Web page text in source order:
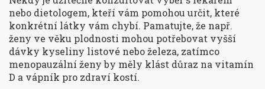
nebo dietologem, kteří vám pomohou určit, které
konkrétní látky vám chybí. Pamatujte, že např.
ženy ve věku plodnosti mohou potřebovat vyšší
dávky kyseliny listové nebo železa, zatímco
menopauzální ženy by měly klást důraz na vitamín
D a vápník pro zdraví kostí.